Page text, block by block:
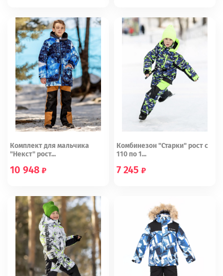
Комплект для мальчика
"Некст" рост...
10 948
Комбинезон "Старки" рост с
110 по 1...
7 245